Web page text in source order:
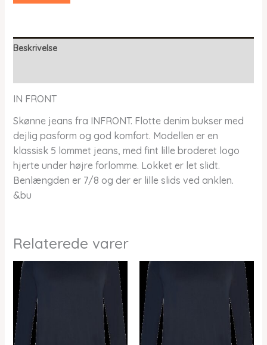
Beskrivelse
IN FRONT
Skønne jeans fra INFRONT. Flotte denim bukser med
dejlig pasform og god komfort. Modellen er en
klassisk 5 lommet jeans, med fint lille broderet logo
hjerte under højre forlomme. Lokket er let slidt.
Benlængden er 7/8 og der er lille slids ved anklen.
&bu
Relaterede varer